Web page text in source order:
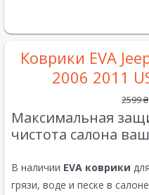
Коврики EVA
2006 2011
2599₴
Максимальная
чистота салона
В наличии EVA коврики
грязи, воде и песке в